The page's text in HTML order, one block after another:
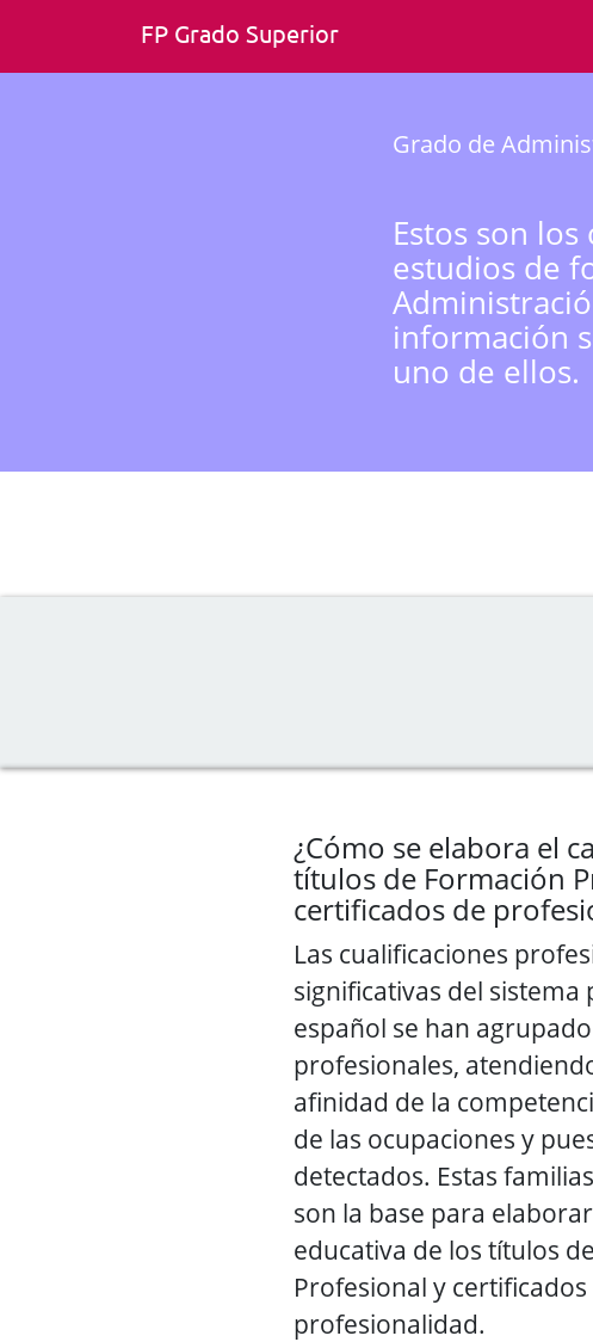
FP Grado Superior
Grado de
Estos son
estudios de
información
uno de ellos.
¿Cómo se elabora el
títulos de Formación
certificados de
Las cualificaciones
significativas del sistema
español se han
profesionales,
afinidad de la
de las ocupaciones y
detectados. Estas
son la base para
educativa de los títulos
Profesional y certificados
profesionalidad.